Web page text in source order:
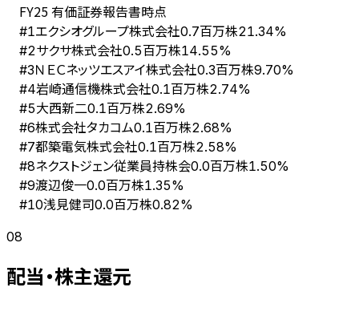
FY25 有価証券報告書時点
#1エクシオグループ株式会社0.7百万株21.34%
#2サクサ株式会社0.5百万株14.55%
#3ＮＥＣネッツエスアイ株式会社0.3百万株9.70%
#4岩崎通信機株式会社0.1百万株2.74%
#5大西新二0.1百万株2.69%
#6株式会社タカコム0.1百万株2.68%
#7都築電気株式会社0.1百万株2.58%
#8ネクストジェン従業員持株会0.0百万株1.50%
#9渡辺俊一0.0百万株1.35%
#10浅見健司0.0百万株0.82%
08
配当・株主還元